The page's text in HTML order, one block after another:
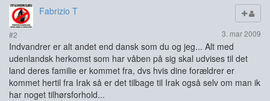
Fabrizio T
#2 3. mar 2009
Indvandrer er alt andet end dansk som du og jeg... Alt med
udenlandsk herkomst som har våben på sig skal udvises til det
land deres familie er kommet fra, dvs hvis dine forældrer er
kommet hertil fra Irak så er det tilbage til Irak også selv om man ik
har noget tilhørsforhold...